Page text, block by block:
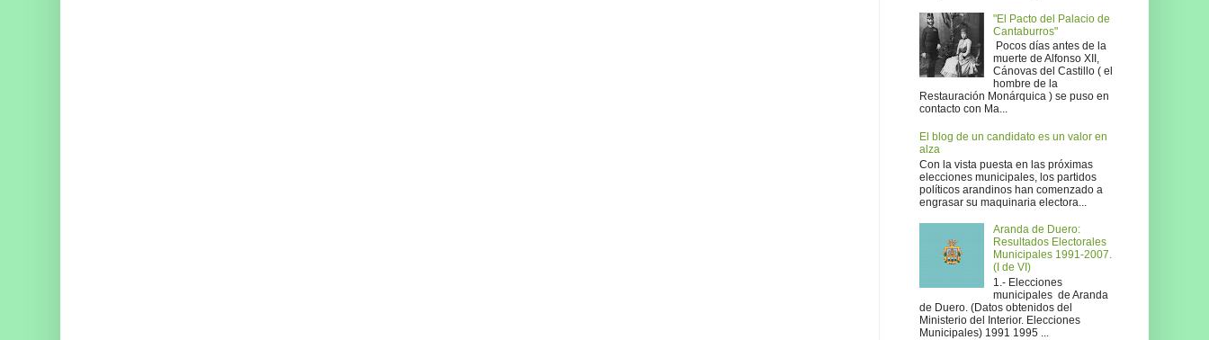
"El Pacto del Palacio de
Cantaburros"
Pocos días antes de la
muerte de Alfonso XII,
Cánovas del Castillo ( el
hombre de la
Restauración Monárquica ) se puso en
contacto con Ma...
El blog de un candidato es un valor en
alza
Con la vista puesta en las próximas
elecciones municipales, los partidos
políticos arandinos han comenzado a
engrasar su maquinaria electora...
Aranda de Duero:
Resultados Electorales
Municipales 1991-2007.
(I de VI)
1.- Elecciones
municipales de Aranda
de Duero. (Datos obtenidos del
Ministerio del Interior. Elecciones
Municipales) 1991 1995 ...